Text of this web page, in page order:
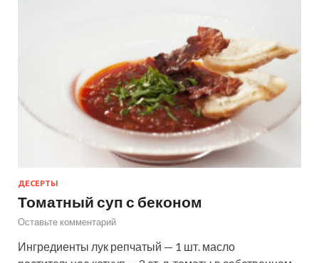
ДЕСЕРТЫ
Томатный суп с беконом
Оставьте комментарий
Ингредиенты лук репчатый — 1 шт. масло